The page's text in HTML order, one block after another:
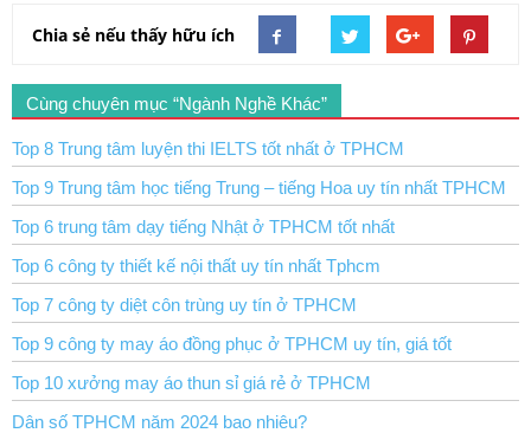
Chia sẻ nếu thấy hữu ích
Cùng chuyên mục “Ngành Nghề Khác”
Top 8 Trung tâm luyện thi IELTS tốt nhất ở TPHCM
Top 9 Trung tâm học tiếng Trung – tiếng Hoa uy tín nhất TPHCM
Top 6 trung tâm dạy tiếng Nhật ở TPHCM tốt nhất
Top 6 công ty thiết kế nội thất uy tín nhất Tphcm
Top 7 công ty diệt côn trùng uy tín ở TPHCM
Top 9 công ty may áo đồng phục ở TPHCM uy tín, giá tốt
Top 10 xưởng may áo thun sỉ giá rẻ ở TPHCM
Dân số TPHCM năm 2024 bao nhiêu?